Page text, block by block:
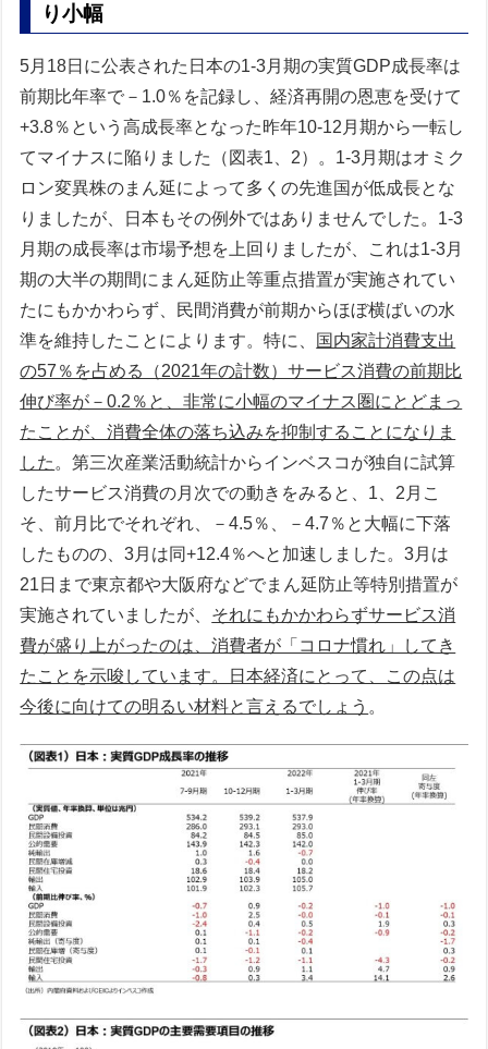
り小幅
5月18日に公表された日本の1-3月期の実質GDP成長率は
前期比年率で－1.0％を記録し、経済再開の恩恵を受けて
+3.8％という高成長率となった昨年10-12月期から一転し
てマイナスに陥りました（図表1、2）。1-3月期はオミク
ロン変異株のまん延によって多くの先進国が低成長とな
りましたが、日本もその例外ではありませんでした。1-3
月期の成長率は市場予想を上回りましたが、これは1-3月
期の大半の期間にまん延防止等重点措置が実施されてい
たにもかかわらず、民間消費が前期からほぼ横ばいの水
準を維持したことによります。特に、
国内家計消費支出
の57％を占める（2021年の計数）サービス消費の前期比
伸び率が－0.2％と、非常に小幅のマイナス圏にとどまっ
たことが、消費全体の落ち込みを抑制することになりま
した 。第三次産業活動統計からインベスコが独自に試算
したサービス消費の月次での動きをみると、1、2月こ
そ、前月比でそれぞれ、－4.5％、－4.7％と大幅に下落
したものの、3月は同+12.4％へと加速しました。3月は
21日まで東京都や大阪府などでまん延防止等特別措置が
実施されていましたが、 それにもかかわらずサービス消
費が盛り上がったのは、消費者が「コロナ慣れ」してき
たことを示唆しています。日本経済にとって、この点は
今後に向けての明るい材料と言えるでしょう 。